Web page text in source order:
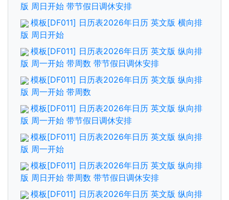
版 周日开始 带节假日调休安排
模板[DF011] 日历表2026年日历 英文版 横向排
版 周日开始
模板[DF011] 日历表2026年日历 英文版 纵向排
版 周一开始 带周数 带节假日调休安排
模板[DF011] 日历表2026年日历 英文版 纵向排
版 周一开始 带周数
模板[DF011] 日历表2026年日历 英文版 纵向排
版 周一开始 带节假日调休安排
模板[DF011] 日历表2026年日历 英文版 纵向排
版 周一开始
模板[DF011] 日历表2026年日历 英文版 纵向排
版 周日开始 带周数 带节假日调休安排
模板[DF011] 日历表2026年日历 英文版 纵向排